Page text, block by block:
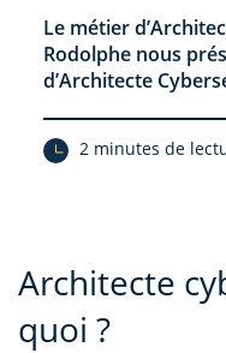
Le métier
Rodolphe nous
d’Architecte
2 minutes de
Architecte
quoi ?